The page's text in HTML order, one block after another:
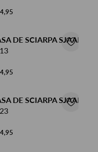
DE SCIARPA SJAAL
DE SCIARPA SJAAL